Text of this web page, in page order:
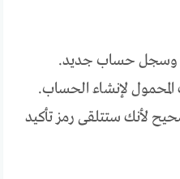
وسجل حساب جديد.
لإنشاء الحساب.
لأنك ستتلقى رمز تأكيد